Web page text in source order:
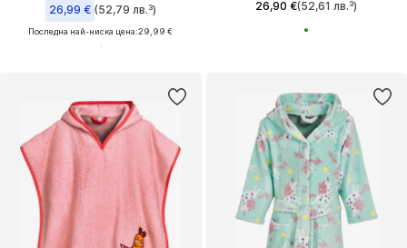
26,99 € (52,79 лв.³)
Последна най-ниска цена:29,99 €
26,90 €(52,61 лв.³)